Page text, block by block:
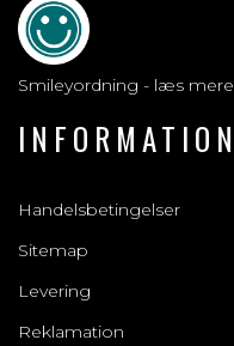
Smileyordning - læs mere
INFORMATION
Handelsbetingelser
Sitemap
Levering
Reklamation